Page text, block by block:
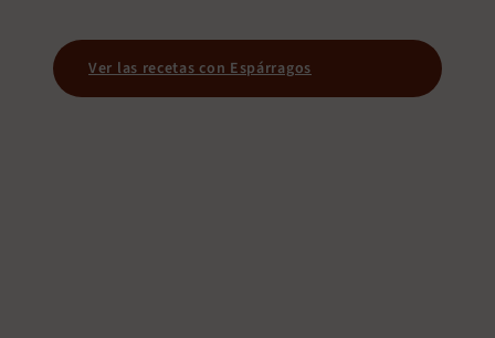
Ver las recetas con Espárragos